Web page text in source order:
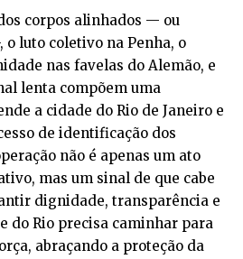
corpos alinhados — ou
luto coletivo na Penha, o
nas favelas do Alemão, e
lenta compõem uma
a cidade do Rio de Janeiro e
de identificação dos
não é apenas um ato
mas um sinal de que cabe
dignidade, transparência e
do Rio precisa caminhar para
abraçando a proteção da